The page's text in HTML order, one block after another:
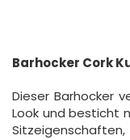
Barhocker Cork
Dieser Barhocker
Look und besticht